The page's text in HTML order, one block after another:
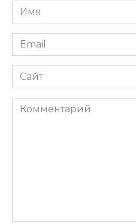
Имя
*
Email
*
Сайт
Комментарий